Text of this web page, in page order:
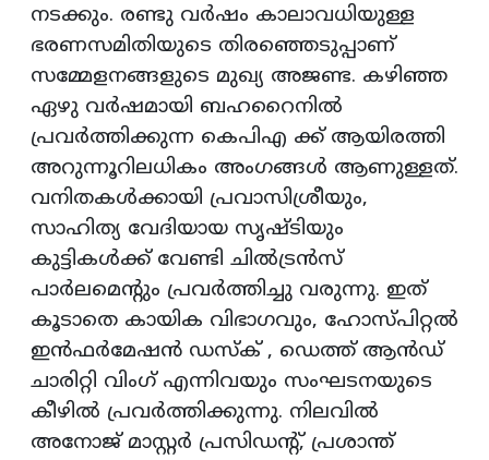
നടക്കും. രണ്ടു വര്‍ഷം കാലാവധിയുള്ള
ഭരണസമിതിയുടെ തിരഞ്ഞെടുപ്പാണ്
സമ്മേളനങ്ങളുടെ മുഖ്യ അജണ്ട. കഴിഞ്ഞ
ഏഴു വര്‍ഷമായി ബഹറൈനില്‍
പ്രവര്‍ത്തിക്കുന്ന കെപിഎ ക്ക് ആയിരത്തി
അറുന്നൂറിലധികം അംഗങ്ങള്‍ ആണുള്ളത്.
വനിതകള്‍ക്കായി പ്രവാസിശ്രീയും,
സാഹിത്യ വേദിയായ സൃഷ്ടിയും
കുട്ടികള്‍ക്ക് വേണ്ടി ചില്‍ട്രന്‍സ്
പാര്‍ലമെന്റും പ്രവര്‍ത്തിച്ചു വരുന്നു. ഇത്
കൂടാതെ കായിക വിഭാഗവും, ഹോസ്പിറ്റല്‍
ഇന്‍ഫര്‍മേഷന്‍ ഡസ്‌ക് , ഡെത്ത് ആന്‍ഡ്
ചാരിറ്റി വിംഗ് എന്നിവയും സംഘടനയുടെ
കീഴില്‍ പ്രവര്‍ത്തിക്കുന്നു. നിലവില്‍
അനോജ് മാസ്റ്റര്‍ പ്രസിഡന്റ്, പ്രശാന്ത്